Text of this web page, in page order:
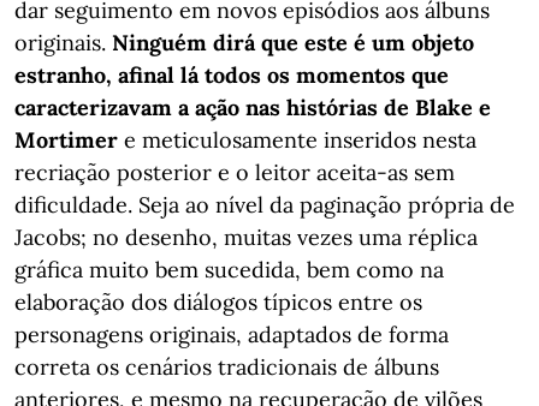
dar seguimento em novos episódios aos álbuns
originais. Ninguém dirá que este é um objeto
estranho, afinal lá todos os momentos que
caracterizavam a ação nas histórias de Blake e
Mortimer e meticulosamente inseridos nesta
recriação posterior e o leitor aceita-as sem
dificuldade. Seja ao nível da paginação própria de
Jacobs; no desenho, muitas vezes uma réplica
gráfica muito bem sucedida, bem como na
elaboração dos diálogos típicos entre os
personagens originais, adaptados de forma
correta os cenários tradicionais de álbuns
anteriores, e mesmo na recuperação de vilões